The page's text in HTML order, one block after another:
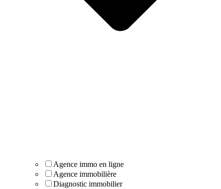
Agence immo en ligne
Agence immobilière
Diagnostic immobilier